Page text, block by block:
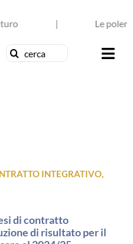
Le
Cerca
INTEGRATIVO,
di contratto
di risultato per il